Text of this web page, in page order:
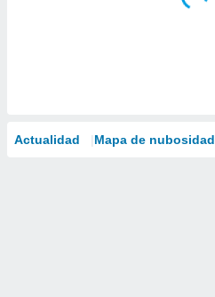
Actualidad Mapa de nubosidad